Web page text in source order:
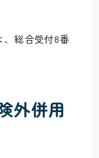
総合受付8番
外併用